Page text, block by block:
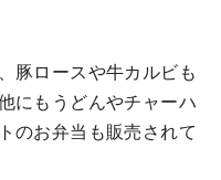
豚ロースや牛カルビも
にもうどんやチャーハ
のお弁当も販売されて